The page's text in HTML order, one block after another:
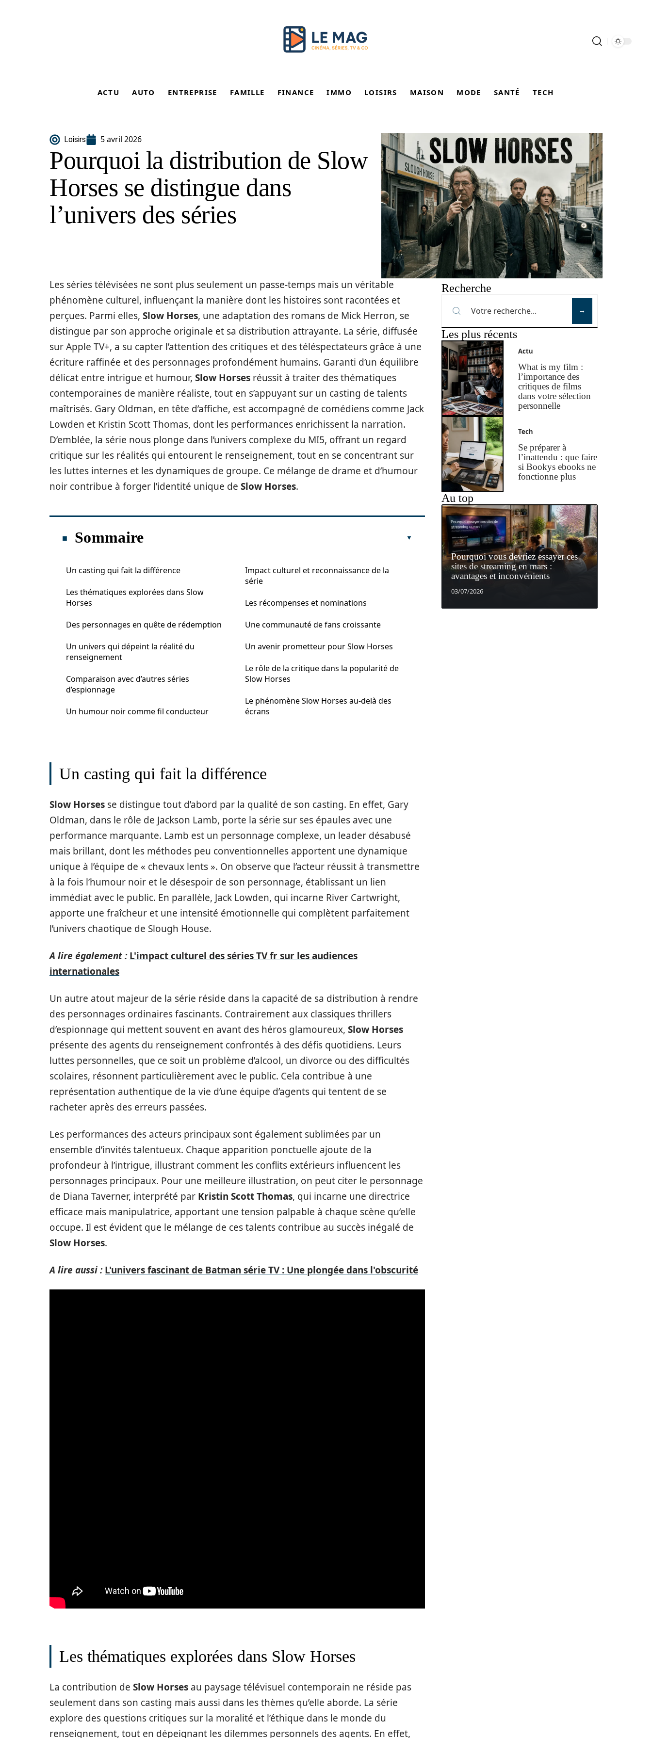
ACTU AUTO ENTREPRISE FAMILLE FINANCE IMMO LOISIRS MAISON MODE SANTÉ TECH
Loisirs 5 avril 2026
Pourquoi la distribution de Slow
Horses se distingue dans
l’univers des séries
Les séries télévisées ne sont plus seulement un passe-temps mais un véritable
phénomène culturel, influençant la manière dont les histoires sont racontées et
perçues. Parmi elles, Slow Horses, une adaptation des romans de Mick Herron, se
distingue par son approche originale et sa distribution attrayante. La série, diffusée
sur Apple TV+, a su capter l’attention des critiques et des téléspectateurs grâce à une
écriture raffinée et des personnages profondément humains. Garanti d’un équilibre
délicat entre intrigue et humour, Slow Horses réussit à traiter des thématiques
contemporaines de manière réaliste, tout en s’appuyant sur un casting de talents
maîtrisés. Gary Oldman, en tête d’affiche, est accompagné de comédiens comme Jack
Lowden et Kristin Scott Thomas, dont les performances enrichissent la narration.
D’emblée, la série nous plonge dans l’univers complexe du MI5, offrant un regard
critique sur les réalités qui entourent le renseignement, tout en se concentrant sur
les luttes internes et les dynamiques de groupe. Ce mélange de drame et d’humour
noir contribue à forger l’identité unique de Slow Horses.
Sommaire
Un casting qui fait la différence
Les thématiques explorées dans Slow
Horses
Des personnages en quête de rédemption
Un univers qui dépeint la réalité du
renseignement
Comparaison avec d’autres séries
d’espionnage
Un humour noir comme fil conducteur
Impact culturel et reconnaissance de la
série
Les récompenses et nominations
Une communauté de fans croissante
Un avenir prometteur pour Slow Horses
Le rôle de la critique dans la popularité de
Slow Horses
Le phénomène Slow Horses au-delà des
écrans
Un casting qui fait la différence
Slow Horses se distingue tout d’abord par la qualité de son casting. En effet, Gary
Oldman, dans le rôle de Jackson Lamb, porte la série sur ses épaules avec une
performance marquante. Lamb est un personnage complexe, un leader désabusé
mais brillant, dont les méthodes peu conventionnelles apportent une dynamique
unique à l’équipe de « chevaux lents ». On observe que l’acteur réussit à transmettre
à la fois l’humour noir et le désespoir de son personnage, établissant un lien
immédiat avec le public. En parallèle, Jack Lowden, qui incarne River Cartwright,
apporte une fraîcheur et une intensité émotionnelle qui complètent parfaitement
l’univers chaotique de Slough House.
A lire également : L'impact culturel des séries TV fr sur les audiences
internationales
Un autre atout majeur de la série réside dans la capacité de sa distribution à rendre
des personnages ordinaires fascinants. Contrairement aux classiques thrillers
d’espionnage qui mettent souvent en avant des héros glamoureux, Slow Horses
présente des agents du renseignement confrontés à des défis quotidiens. Leurs
luttes personnelles, que ce soit un problème d’alcool, un divorce ou des difficultés
scolaires, résonnent particulièrement avec le public. Cela contribue à une
représentation authentique de la vie d’une équipe d’agents qui tentent de se
racheter après des erreurs passées.
Les performances des acteurs principaux sont également sublimées par un
ensemble d’invités talentueux. Chaque apparition ponctuelle ajoute de la
profondeur à l’intrigue, illustrant comment les conflits extérieurs influencent les
personnages principaux. Pour une meilleure illustration, on peut citer le personnage
de Diana Taverner, interprété par Kristin Scott Thomas, qui incarne une directrice
efficace mais manipulatrice, apportant une tension palpable à chaque scène qu’elle
occupe. Il est évident que le mélange de ces talents contribue au succès inégalé de
Slow Horses.
A lire aussi : L'univers fascinant de Batman série TV : Une plongée dans l'obscurité
Les thématiques explorées dans Slow Horses
La contribution de Slow Horses au paysage télévisuel contemporain ne réside pas
seulement dans son casting mais aussi dans les thèmes qu’elle aborde. La série
explore des questions critiques sur la moralité et l’éthique dans le monde du
renseignement, tout en dépeignant les dilemmes personnels des agents. En effet,
Recherche
Les plus récents
Actu
What is my film :
l’importance des
critiques de films
dans votre sélection
personnelle
Tech
Se préparer à
l’inattendu : que faire
si Bookys ebooks ne
fonctionne plus
Au top
Pourquoi vous devriez essayer ces
sites de streaming en mars :
avantages et inconvénients
03/07/2026